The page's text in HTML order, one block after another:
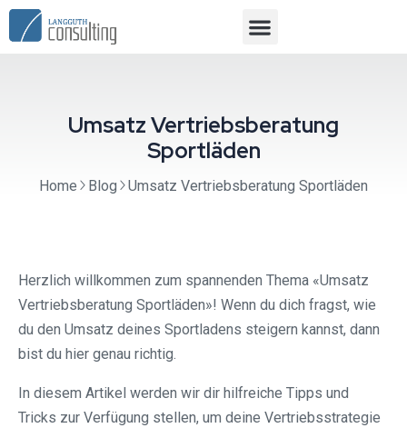
Umsatz Vertriebsberatung
Sportläden
Home Blog Umsatz Vertriebsberatung Sportläden
Herzlich willkommen zum spannenden Thema «Umsatz
Vertriebsberatung Sportläden»! Wenn du dich fragst, wie
du den Umsatz deines Sportladens steigern kannst, dann
bist du hier genau richtig.
In diesem Artikel werden wir dir hilfreiche Tipps und
Tricks zur Verfügung stellen, um deine Vertriebsstrategie